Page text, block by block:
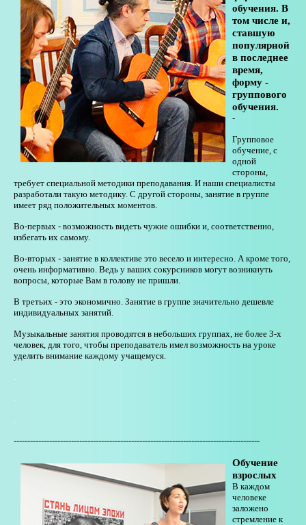
обучения. В
том числе и,
ставшую
популярной
в последнее
время,
форму -
группового
обучения.
-
Групповое
обучение, с
одной
стороны,
требует специальной методики преподавания. И наши специалисты
разработали такую методику. С другой стороны, занятие в группе
имеет ряд положительных моментов.
Во-первых - возможность видеть чужие ошибки и, соответственно,
избегать их самому.
Во-вторых - занятие в коллективе это весело и интересно. А кроме того,
очень информативно. Ведь у ваших сокурсников могут возникнуть
вопросы, которые Вам в голову не пришли.
В третьих - это экономично. Занятие в группе значительно дешевле
индивидуальных занятий.
Музыкальные занятия проводятся в небольших группах, не более 3-х
человек, для того, чтобы преподаватель имел возможность на уроке
уделить внимание каждому учащемуся.
.
.
.
------------------------------------------------------------------------------------------
Обучение
взрослых
В каждом
человеке
заложено
стремление к